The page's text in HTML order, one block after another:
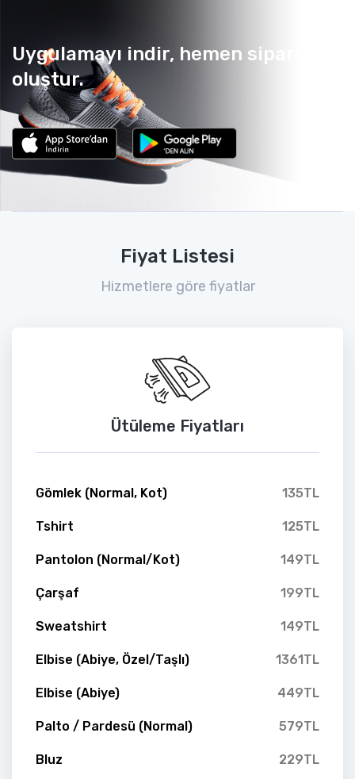
Uygulamayı indir, hemen sipariş
oluştur.
Fiyat Listesi
Hizmetlere göre fiyatlar
Ütüleme Fiyatları
Gömlek (Normal, Kot) 135TL
Tshirt 125TL
Pantolon (Normal/Kot) 149TL
Çarşaf 199TL
Sweatshirt 149TL
Elbise (Abiye, Özel/Taşlı) 1361TL
Elbise (Abiye) 449TL
Palto / Pardesü (Normal) 579TL
Bluz 229TL